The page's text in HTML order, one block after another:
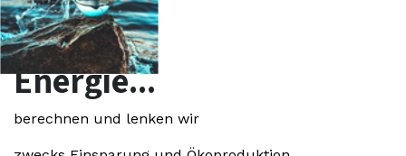
Energie...
berechnen und lenken wir